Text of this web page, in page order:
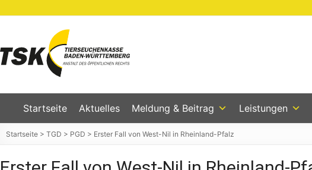
Inhalt
Tierseuchenkasse
Baden-
Württemberg
Startseite Aktuelles Meldung & Beitrag Leistungen
Startseite > TGD > PGD > Erster Fall von West-Nil in Rheinland-Pfalz